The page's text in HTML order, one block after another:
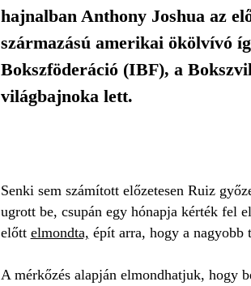
hajnalban Anthony Joshua az
származású amerikai ökölvívó
Bokszföderáció (IBF), a
világbajnoka lett.
Senki sem számított előzetesen Ruiz
ugrott be, csupán egy hónapja kérték fel
előtt elmondta, épít arra, hogy a nagyobb
A mérkőzés alapján elmondhatjuk, hogy